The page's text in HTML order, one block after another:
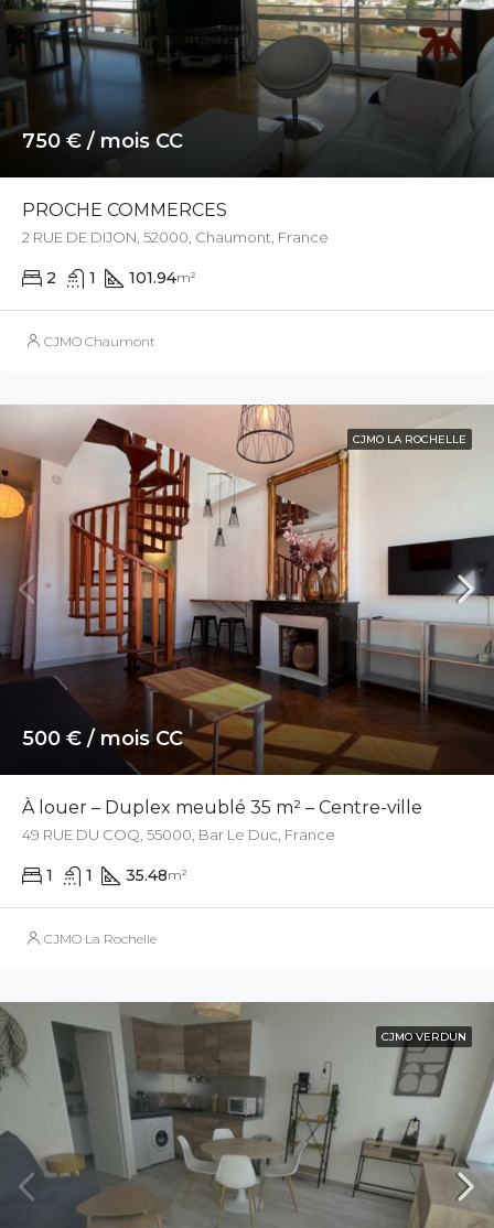
750 € / mois CC
PROCHE COMMERCES
2 RUE DE DIJON, 52000, Chaumont, France
2 1 101.94m²
CJMO Chaumont
CJMO LA ROCHELLE
500 € / mois CC
À louer – Duplex meublé 35 m² – Centre-ville
49 RUE DU COQ, 55000, Bar Le Duc, France
1 1 35.48m²
CJMO La Rochelle
CJMO VERDUN